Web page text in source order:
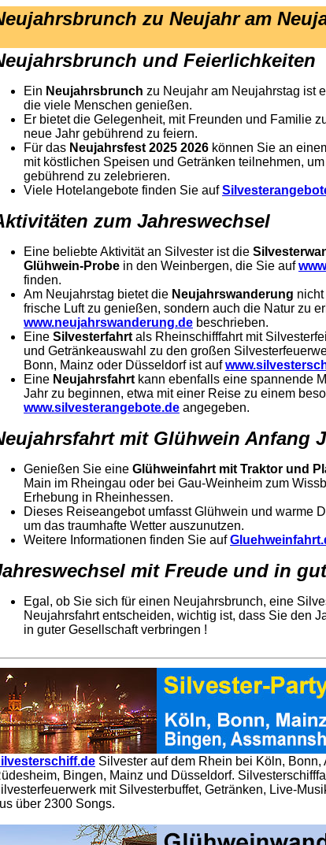
zu Neujahr am
und Feierlichkeiten
Ein Neujahrsbrunch zu Neujahr am Neujahrstag ist
die viele Menschen genießen.
Er bietet die Gelegenheit, mit Freunden und Familie
neue Jahr gebührend zu feiern.
Für das Neujahrsfest 2025 2026 können Sie an
mit köstlichen Speisen und Getränken teilnehmen,
gebührend zu zelebrieren.
Viele Hotelangebote finden Sie auf
zum Jahreswechsel
Eine beliebte Aktivität an Silvester ist die
Glühwein-Probe in den Weinbergen, die Sie auf
finden.
Am Neujahrstag bietet die Neujahrswanderung
frische Luft zu genießen, sondern auch die Natur zu
www.neujahrswanderung.de beschrieben.
Eine Silvesterfahrt als Rheinschifffahrt mit
und Getränkeauswahl zu den großen
Bonn, Mainz oder Düsseldorf ist auf
Eine Neujahrsfahrt kann ebenfalls eine spannende
Jahr zu beginnen, etwa mit einer Reise zu einem
www.silvesterangebote.de angegeben.
mit Glühwein Anfang
Genießen Sie eine Glühweinfahrt mit Traktor und
Main im Rheingau oder bei Gau-Weinheim zum
Erhebung in Rheinhessen.
Dieses Reiseangebot umfasst Glühwein und warme
um das traumhafte Wetter auszunutzen.
Weitere Informationen finden Sie auf
mit Freude und in
Egal, ob Sie sich für einen Neujahrsbrunch, eine
Neujahrsfahrt entscheiden, wichtig ist, dass Sie den
in guter Gesellschaft verbringen !
Silvester auf dem Rhein bei Köln, Bonn,
Bingen, Mainz und Düsseldorf.
mit Silvesterbuffet, Getränken, Live-
über 2300 Songs.